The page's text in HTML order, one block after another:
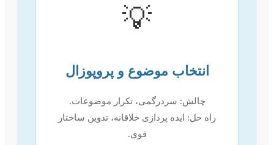
💡
انتخاب موضوع و پروپوزال
چالش: سردرگمی، تکرار موضوعات.
راه حل: ایده پردازی خلاقانه، تدوین ساختار
قوی.